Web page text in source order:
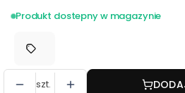
Produkt dostepny w magazynie
szt.